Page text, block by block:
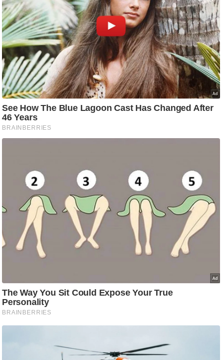
चा
य
प
र
स
मी
क्षा
ध
र्म
ज्यो
ति
ध
ल
व्र
त
त्यो